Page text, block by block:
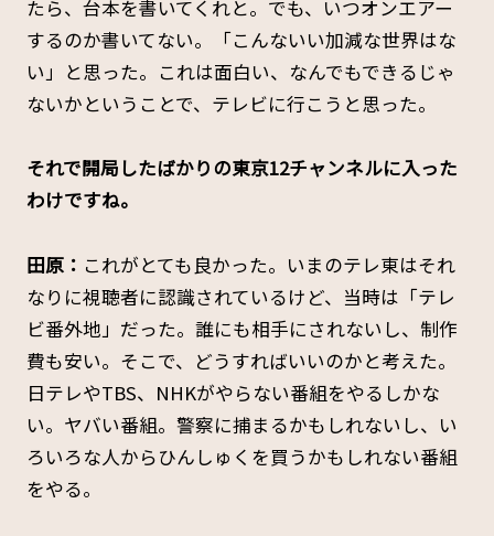
たら、台本を書いてくれと。でも、いつオンエアー
するのか書いてない。「こんないい加減な世界はな
い」と思った。これは面白い、なんでもできるじゃ
ないかということで、テレビに行こうと思った。
――それで開局したばかりの東京12チャンネルに入った
わけですね。
田原： これがとても良かった。いまのテレ東はそれ
なりに視聴者に認識されているけど、当時は「テレ
ビ番外地」だった。誰にも相手にされないし、制作
費も安い。そこで、どうすればいいのかと考えた。
日テレやTBS、NHKがやらない番組をやるしかな
い。ヤバい番組。警察に捕まるかもしれないし、い
ろいろな人からひんしゅくを買うかもしれない番組
をやる。